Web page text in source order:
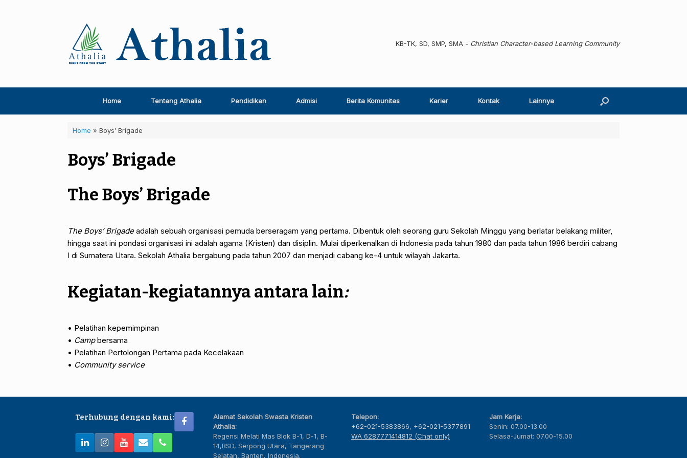
KB-TK, SD, SMP, SMA - Christian Character-based Learning Community
Home Tentang Athalia Pendidikan Admisi Berita Komunitas Karier Kontak Lainnya
Home » Boys’ Brigade
Boys’ Brigade
The Boys’ Brigade
The Boys’ Brigadeadalah sebuah organisasi pemuda berseragam yang pertama. Dibentuk oleh seorang guru Sekolah Minggu yang berlatar belakang militer,
hingga saat ini pondasi organisasi ini adalah agama (Kristen) dan disiplin. Mulai diperkenalkan di Indonesia pada tahun 1980 dan pada tahun 1986 berdiri cabang
I di Sumatera Utara. Sekolah Athalia bergabung pada tahun 2007 dan menjadi cabang ke-4 untuk wilayah Jakarta.
Kegiatan-kegiatannya antara lain:
• Pelatihan kepemimpinan
• Campbersama
• Pelatihan Pertolongan Pertama pada Kecelakaan
• Community service
Terhubung dengan kami:
Alamat Sekolah Swasta Kristen
Athalia:
Regensi Melati Mas Blok B-1, D-1, B-
14,BSD, Serpong Utara, Tangerang
Selatan, Banten, Indonesia.
Telepon:
+62-021-5383866, +62-021-5377891
WA 6287771414812 (Chat only)
Jam Kerja:
Senin: 07.00-13.00
Selasa-Jumat: 07.00-15.00